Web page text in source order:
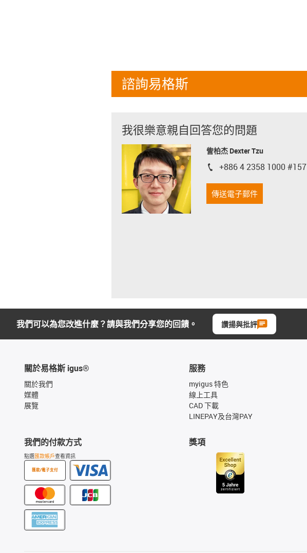
諮詢易格斯
我很樂意親自回答您的問題
訾柏杰 Dexter Tzu
igus-icon-phone
+886 4 2358 1000 #157
傳送電子郵件
我們可以為您改進什麼？請與我們分享您的回饋。 讚揚與批評
關於易格斯 igus®
關於我們
媒體
展覽
我們的付款方式
點選匯款帳戶查看資訊
匯款/電子支付
服務
myigus 特色
線上工具
CAD 下載
LINEPAY及台灣PAY
獎項